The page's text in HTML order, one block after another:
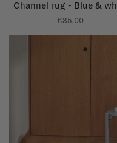
Channel rug - Blue &
€85,00